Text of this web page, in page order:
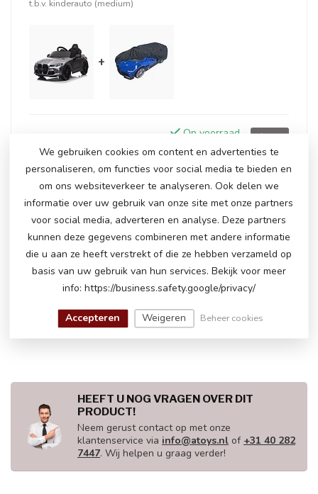
t.b.v. kinderauto (medium)
+
Op voorraad
€254,95
€247,50
GERELATEERDE PRODUCTEN
BMW M4, 12 volt kinderauto
Op voorraad
BMW M4, 12 volt kinderauto
Op voorraad
€300,00
HEEFT U NOG VRAGEN OVER DIT
PRODUCT!
Neem gerust contact op met onze
klantenservice via info@atoys.nl of +31 40 282
7447. Wij helpen u graag verder!
We gebruiken cookies om content en advertenties te
personaliseren, om functies voor social media te bieden en
om ons websiteverkeer te analyseren. Ook delen we
informatie over uw gebruik van onze site met onze partners
voor social media, adverteren en analyse. Deze partners
kunnen deze gegevens combineren met andere informatie
die u aan ze heeft verstrekt of die ze hebben verzameld op
basis van uw gebruik van hun services. Bekijk voor meer
info: https://business.safety.google/privacy/
Accepteren Weigeren Beheer cookies